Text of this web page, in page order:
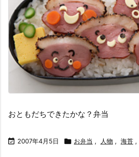
おともだちできたかな？弁当
 2007年4月5日  お弁当 , 人物 , 海苔 ,